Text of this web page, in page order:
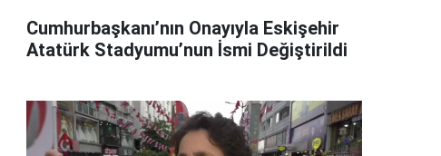
Cumhurbaşkanı’nın Onayıyla Eskişehir
Atatürk Stadyumu’nun İsmi Değiştirildi